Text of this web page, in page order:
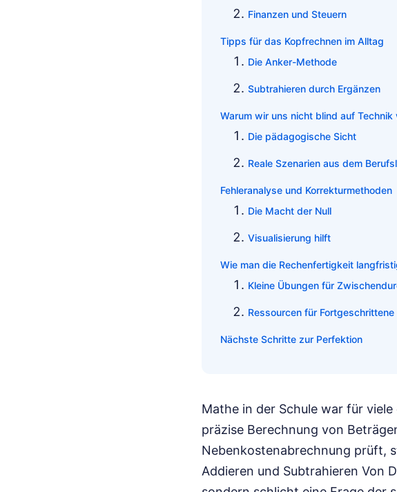
Finanzen und Steuern
Tipps für das Kopfrechnen im Alltag
Die Anker-Methode
Subtrahieren durch Ergänzen
Warum wir uns nicht blind auf Technik
Die pädagogische Sicht
Reale Szenarien aus dem
Fehleranalyse und Korrekturmethoden
Die Macht der Null
Visualisierung hilft
Wie man die Rechenfertigkeit
Kleine Übungen für
Ressourcen für Fortgeschrittene
Nächste Schritte zur Perfektion
Mathe in der Schule war für
präzise Berechnung von
Nebenkostenabrechnung prüft,
Addieren und Subtrahieren Von